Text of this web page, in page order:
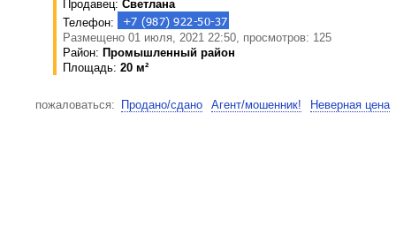
Продавец: Светлана
Телефон:
Размещено 01 июля, 2021 22:50, просмотров: 125
Район: Промышленный район
Площадь: 20 м²
пожаловаться: Продано/сдано Агент/мошенник! Неверная цена